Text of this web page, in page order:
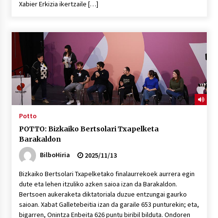
2026/07/09
Larunbatean Plentziako Itsas Martxa ospatuko
da
2026/07/07
2026/07/07
Auritz Iñurrietaren margoak ikusgai
2026/07/03
SOINUGELA: Paul McCartney eta Ringo Starr-en
lan berriak
Xabier Erkizia ikertzaile […]
Potto
POTTO: Bizkaiko Bertsolari Txapelketa
Barakaldon
BilboHiria
2025/11/13
Bizkaiko Bertsolari Txapelketako finalaurrekoek aurrera egin
dute eta lehen itzuliko azken saioa izan da Barakaldon.
Bertsoen aukeraketa diktatoriala duzue entzungai gaurko
saioan. Xabat Galletebeitia izan da garaile 653 punturekin; eta,
bigarren, Onintza Enbeita 626 puntu biribil bilduta. Ondoren